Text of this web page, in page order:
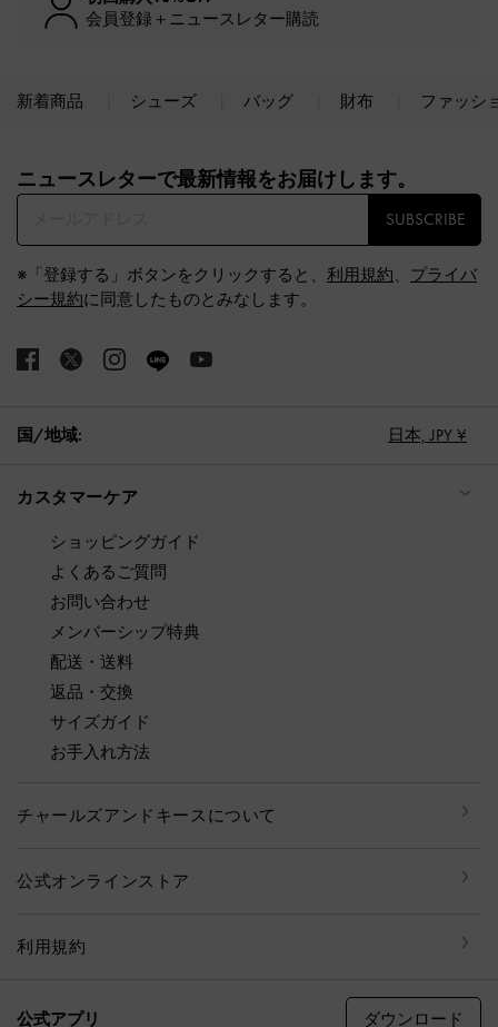
会員登録＋ニュースレター購読
新着商品 シューズ バッグ 財布 ファッシ
ニュースレターで最新情報をお届けします。​
SUBSCRIBE
※「登録する」ボタンをクリックすると、 利用規約、 プライバ
シー規約に同意したものとみなします。
国/地域: 日本, JPY ¥
カスタマーケア
ショッピングガイド
よくあるご質問
お問い合わせ
メンバーシップ特典
配送・送料
返品・交換
サイズガイド
お手入れ方法
チャールズアンドキースについて
公式オンラインストア
利用規約
公式アプリ ダウンロード